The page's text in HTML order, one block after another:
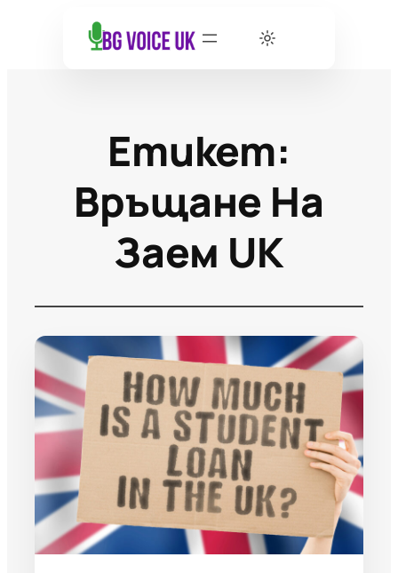
Етикет:
Връщане На
Заем UK